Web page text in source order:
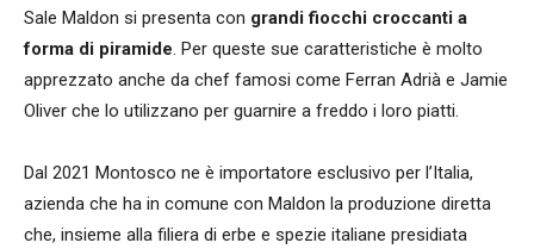
Sale Maldon si presenta con grandi fiocchi croccanti a
forma di piramide. Per queste sue caratteristiche è molto
apprezzato anche da chef famosi come Ferran Adrià e Jamie
Oliver che lo utilizzano per guarnire a freddo i loro piatti.
Dal 2021 Montosco ne è importatore esclusivo per l’Italia,
azienda che ha in comune con Maldon la produzione diretta
che, insieme alla filiera di erbe e spezie italiane presidiata